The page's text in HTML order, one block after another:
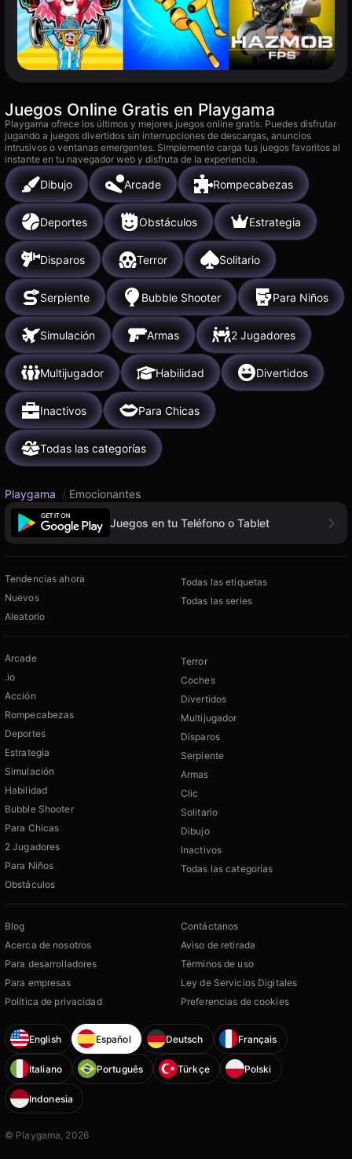
Juegos Online Gratis en Playgama
Playgama ofrece los últimos y mejores juegos online gratis. Puedes disfrutar
jugando a juegos divertidos sin interrupciones de descargas, anuncios
intrusivos o ventanas emergentes. Simplemente carga tus juegos favoritos al
instante en tu navegador web y disfruta de la experiencia.
Dibujo Arcade Rompecabezas
Deportes Obstáculos Estrategia
Disparos Terror Solitario
Serpiente Bubble Shooter Para Niños
Simulación Armas 2 Jugadores
Multijugador Habilidad Divertidos
Inactivos Para Chicas
Todas las categorías
Playgama / Emocionantes
Juegos en tu Teléfono o Tablet
Tendencias ahora
Nuevos
Aleatorio
Todas las etiquetas
Todas las series
Arcade
.io
Acción
Rompecabezas
Deportes
Estrategia
Simulación
Habilidad
Bubble Shooter
Para Chicas
2 Jugadores
Para Niños
Obstáculos
Terror
Coches
Divertidos
Multijugador
Disparos
Serpiente
Armas
Clic
Solitario
Dibujo
Inactivos
Todas las categorías
Blog
Acerca de nosotros
Para desarrolladores
Para empresas
Política de privacidad
Contáctanos
Aviso de retirada
Términos de uso
Ley de Servicios Digitales
Preferencias de cookies
English Español Deutsch Français
Italiano Português Türkçe Polski
Indonesia
© Playgama, 2026